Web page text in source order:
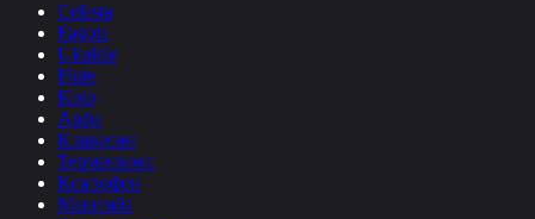
Celesta
Fagote
Ukulele
Flute
Koto
Арфа
Клавесин
Терменвокс
Ксилофон
Маримба